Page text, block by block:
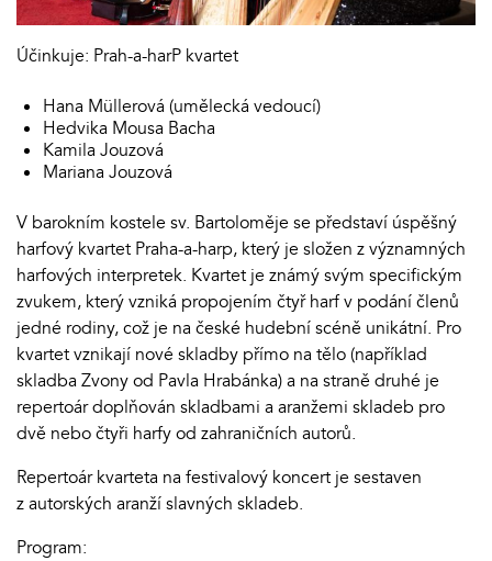
Účinkuje: Prah-a-harP kvartet
Hana Müllerová (umělecká vedoucí)
Hedvika Mousa Bacha
Kamila Jouzová
Mariana Jouzová
V barokním kostele sv. Bartoloměje se představí úspěšný
harfový kvartet Praha-a-harp, který je složen z významných
harfových interpretek. Kvartet je známý svým specifickým
zvukem, který vzniká propojením čtyř harf v podání členů
jedné rodiny, což je na české hudební scéně unikátní. Pro
kvartet vznikají nové skladby přímo na tělo (například
skladba Zvony od Pavla Hrabánka) a na straně druhé je
repertoár doplňován skladbami a aranžemi skladeb pro
dvě nebo čtyři harfy od zahraničních autorů.
Repertoár kvarteta na festivalový koncert je sestaven
z autorských aranží slavných skladeb.
Program: